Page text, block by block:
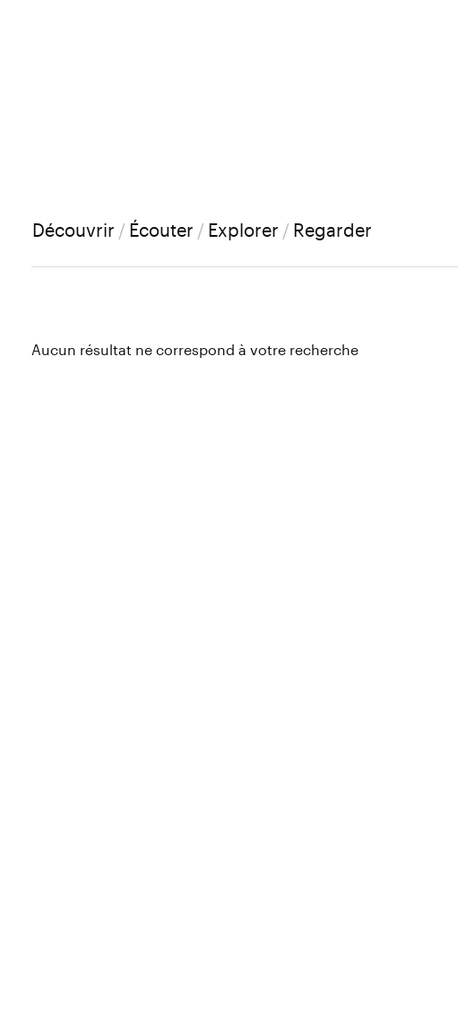
Découvrir / Écouter / Explorer / Regarder
Aucun résultat ne correspond à votre recherche